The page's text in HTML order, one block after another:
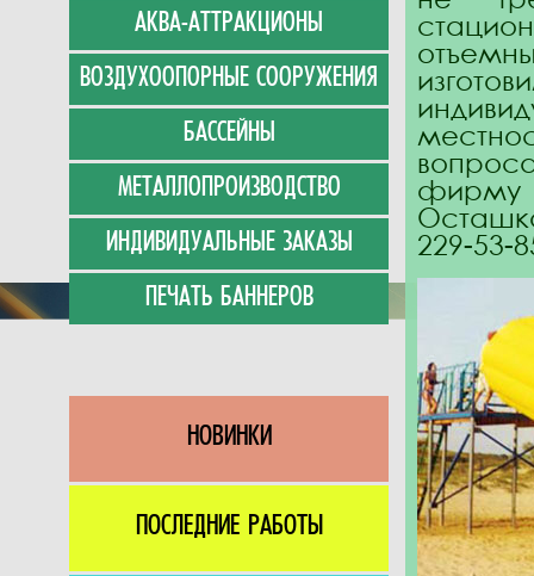
АКВА-АТТРАКЦИОНЫ
ВОЗДУХООПОРНЫЕ СООРУЖЕНИЯ
БАССЕЙНЫ
МЕТАЛЛОПРОИЗВОДСТВО
ИНДИВИДУАЛЬНЫЕ ЗАКАЗЫ
ПЕЧАТЬ БАННЕРОВ
НОВИНКИ
ПОСЛЕДНИЕ РАБОТЫ
229-53-